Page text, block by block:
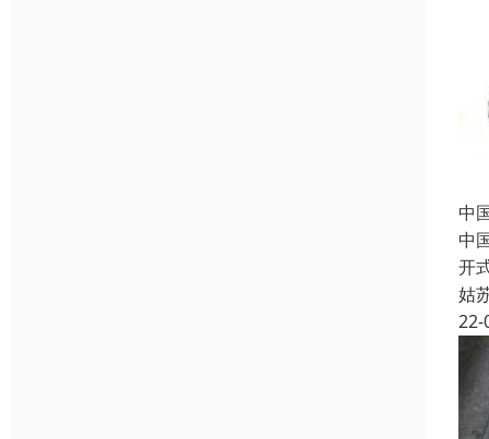
中
中
开
姑
22-